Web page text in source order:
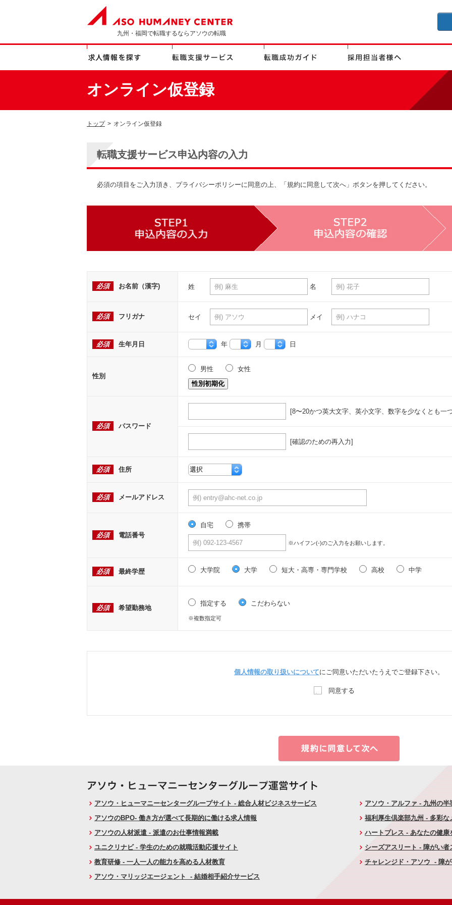
九州・福岡で転職するならアソウの転職
オンライン仮登録
トップ > オンライン仮登録
転職支援サービス申込内容の入力
必須の項目をご入力頂き、プライバシーポリシーに同意の上、「規約に同意して次へ」ボタンを押してください。
必須 お名前（漢字) 姓 名
必須 フリガナ セイ メイ
必須 生年月日 年 月 日
性別
男性
女性
性別初期化
必須 パスワード
[8〜20かつ英大文字、英小文字、数字を少なくとも一
[確認のための再入力]
必須 住所
必須 メールアドレス
必須 電話番号
自宅 携帯
※ハイフン(-)のご入力をお願いします。
必須 最終学歴 大学院 大学 短大・高専・専門学校 高校 中学
必須 希望勤務地
指定する こだわらない
※複数指定可
個人情報の取り扱いについてにご同意いただいたうえでご登録下さい。
同意する
アソウ・ヒューマニーセンターグループサイト - 総合人材ビジネスサービス
アソウのBPO- 働き方が選べて長期的に働ける求人情報
アソウの人材派遣 - 派遣のお仕事情報満載
ユニクリナビ - 学生のための就職活動応援サイト
教育研修 - 一人一人の能力を高める人材教育
アソウ・マリッジエージェント - 結婚相手紹介サービス
アソウ・アルファ - 九州の
福利厚生倶楽部九州 - 多彩
ハートプレス - あなたの健康
シーズアスリート - 障がい
チャレンジド・アソウ - 障